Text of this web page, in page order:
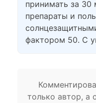
принимать за 30
препараты и
фактором 50. С
только автор, а